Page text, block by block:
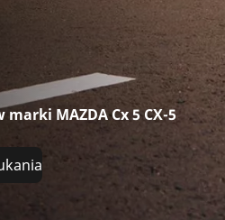
MAZDA Cx 5 CX-5